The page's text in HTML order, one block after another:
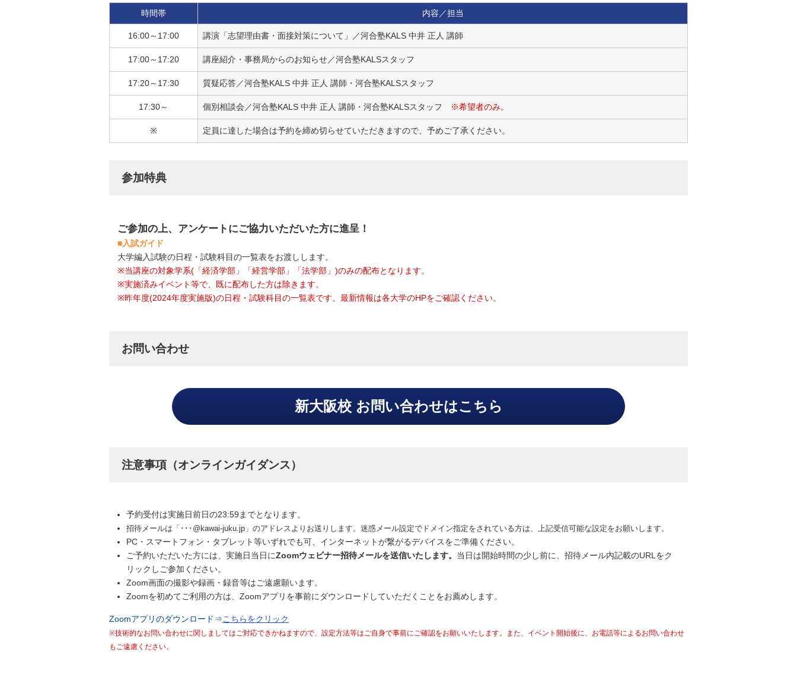
時間帯 内容／担当
16:00～17:00 講演「志望理由書・面接対策について」／河合塾KALS 中井 正人 講師
17:00～17:20 講座紹介・事務局からのお知らせ／河合塾KALSスタッフ
17:20～17:30 質疑応答／河合塾KALS 中井 正人 講師・河合塾KALSスタッフ
17:30～ 個別相談会／河合塾KALS 中井 正人 講師・河合塾KALSスタッフ ※希望者のみ。
※ 定員に達した場合は予約を締め切らせていただきますので、予めご了承ください。
参加特典
ご参加の上、アンケートにご協力いただいた方に進呈！
■入試ガイド
大学編入試験の日程・試験科目の一覧表をお渡しします。
※当講座の対象学系(「経済学部」「経営学部」「法学部」)のみの配布となります。
※実施済みイベント等で、既に配布した方は除きます。
※昨年度(2024年度実施版)の日程・試験科目の一覧表です。最新情報は各大学のHPをご確認ください。
お問い合わせ
新大阪校 お問い合わせはこちら
注意事項（オンラインガイダンス）
予約受付は実施日前日の23:59までとなります。
招待メールは「･･･@kawai-juku.jp」のアドレスよりお送りします。迷惑メール設定でドメイン指定をされている方は、上記受信可能な設定をお願いします。
PC・スマートフォン・タブレット等いずれでも可、インターネットが繋がるデバイスをご準備ください。
ご予約いただいた方には、実施日当日にZoomウェビナー招待メールを送信いたします。 当日は開始時間の少し前に、招待メール内記載のURLをク
リックしご参加ください。
Zoom画面の撮影や録画・録音等はご遠慮願います。
Zoomを初めてご利用の方は、Zoomアプリを事前にダウンロードしていただくことをお薦めします。
Zoomアプリのダウンロード⇒こちらをクリック
※技術的なお問い合わせに関しましてはご対応できかねますので、設定方法等はご自身で事前にご確認をお願いいたします。また、イベント開始後に、お電話等によるお問い合わせ
もご遠慮ください。